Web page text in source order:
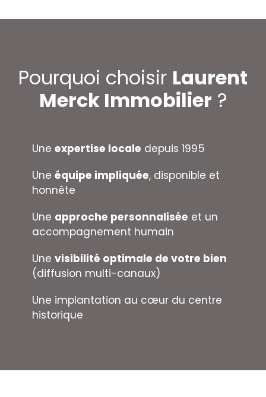
Pourquoi choisir Laurent
Merck Immobilier ?
Une expertise locale depuis 1995
Une équipe impliquée, disponible et
honnête
Une approche personnalisée et un
accompagnement humain
Une visibilité optimale de votre bien
(diffusion multi-canaux)
Une implantation au cœur du centre
historique